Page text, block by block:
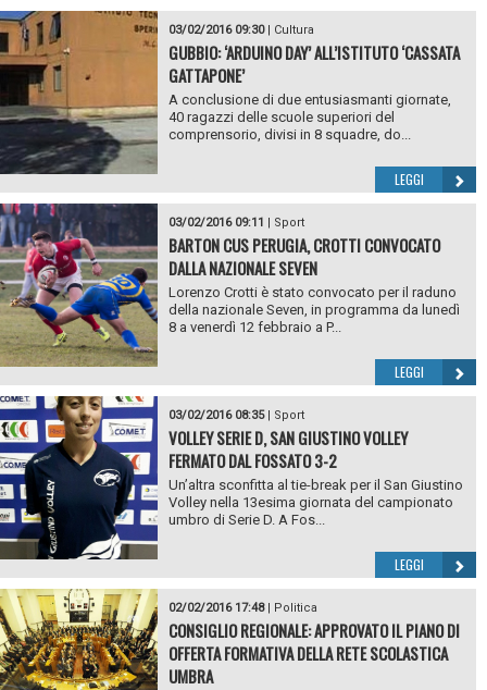
03/02/2016 09:30| Cultura
GUBBIO: ‘ARDUINO DAY’ ALL’ISTITUTO ‘CASSATA
GATTAPONE’
A conclusione di due entusiasmanti giornate,
40 ragazzi delle scuole superiori del
comprensorio, divisi in 8 squadre, do...
LEGGI
03/02/2016 09:11 | Sport
BARTON CUS PERUGIA, CROTTI CONVOCATO
DALLA NAZIONALE SEVEN
Lorenzo Crotti è stato convocato per il raduno
della nazionale Seven, in programma da lunedì
8 a venerdì 12 febbraio a P...
LEGGI
03/02/2016 08:35| Sport
VOLLEY SERIE D, SAN GIUSTINO VOLLEY
FERMATO DAL FOSSATO 3-2
Un’altra sconfitta al tie-break per il San Giustino
Volley nella 13esima giornata del campionato
umbro di Serie D. A Fos...
LEGGI
02/02/2016 17:48| Politica
CONSIGLIO REGIONALE: APPROVATO IL PIANO DI
OFFERTA FORMATIVA DELLA RETE SCOLASTICA
UMBRA